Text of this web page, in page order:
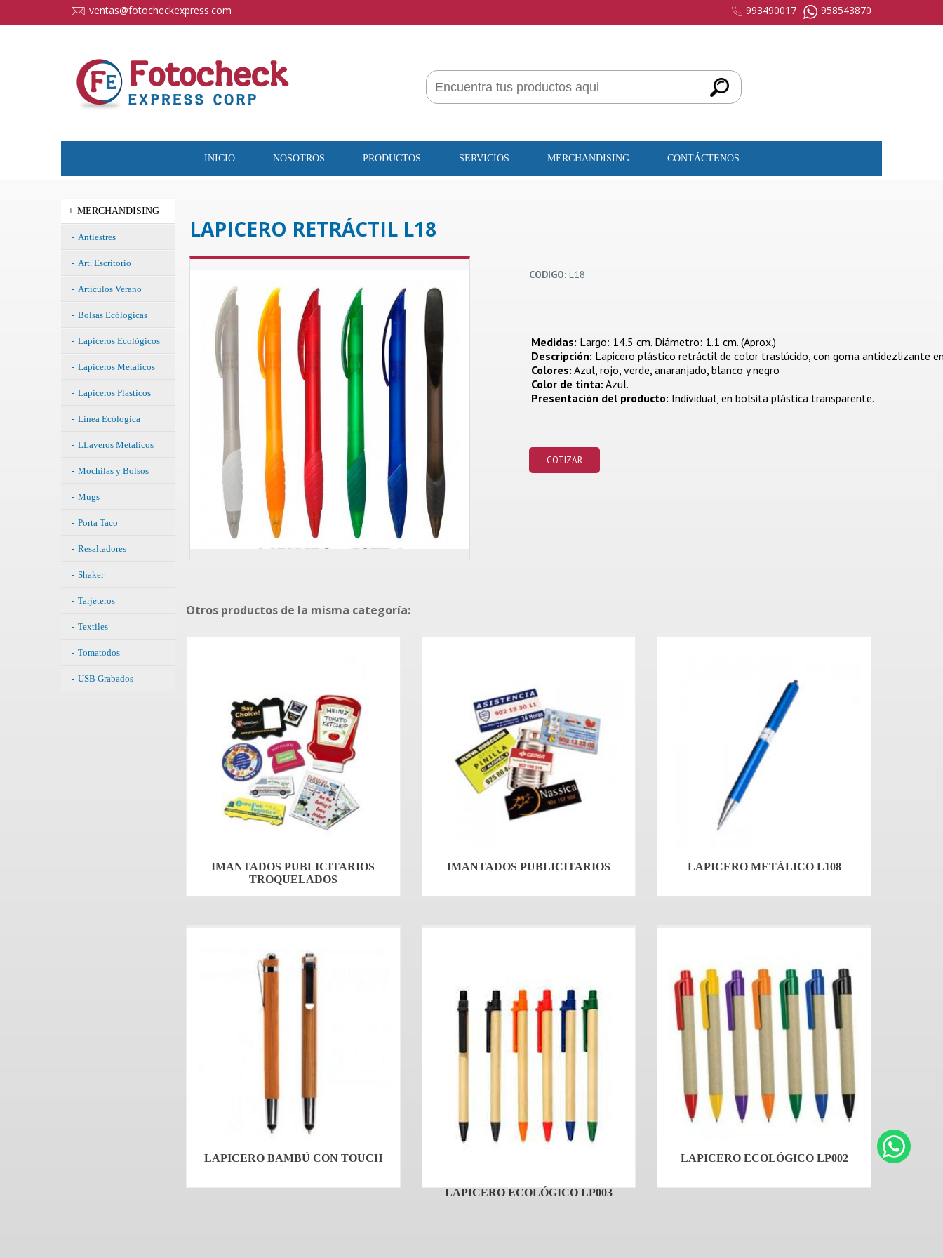
ventas@fotocheckexpress.com 958543870
993490017
INICIO NOSOTROS PRODUCTOS SERVICIOS MERCHANDISING CONTÁCTENOS
MERCHANDISING
Antiestres
Art. Escritorio
Articulos Verano
Bolsas Ecólogicas
Lapiceros Ecológicos
Lapiceros Metalicos
Lapiceros Plasticos
Linea Ecólogica
LLaveros Metalicos
Mochilas y Bolsos
Mugs
Porta Taco
Resaltadores
Shaker
Tarjeteros
Textiles
Tomatodos
USB Grabados
LAPICERO RETRÁCTIL L18
CODIGO:L18
Medidas: Largo: 14.5 cm. Diámetro: 1.1 cm. (Aprox.)
Descripción: Lapicero plástico retráctil de color traslúcido, con goma antidezlizante
Colores: Azul, rojo, verde, anaranjado, blanco y negro
Color de tinta: Azul.
Presentación del producto: Individual, en bolsita plástica transparente.
COTIZAR
Otros productos de la misma categoría:
IMANTADOS PUBLICITARIOS
TROQUELADOS
IMANTADOS PUBLICITARIOS LAPICERO METÁLICO L108
LAPICERO BAMBÚ CON TOUCH
LAPICERO ECOLÓGICO LP003
LAPICERO ECOLÓGICO LP002